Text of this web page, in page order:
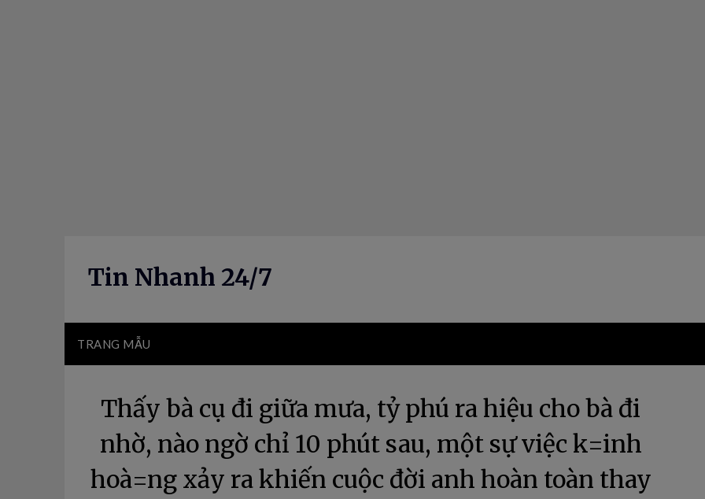
Tin Nhanh 24/7
TRANG MẪU
Thấy bà cụ đi giữa mưa, tỷ phú ra hiệu cho bà đi
nhờ, nào ngờ chỉ 10 phút sau, một sự việc k=inh
hoà=ng xảy ra khiến cuộc đời anh hoàn toàn thay